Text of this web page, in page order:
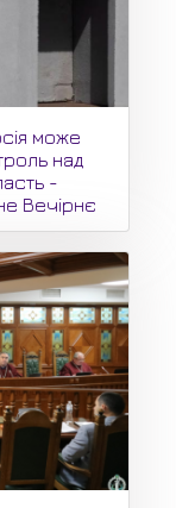
може
над
-
Вечірнє